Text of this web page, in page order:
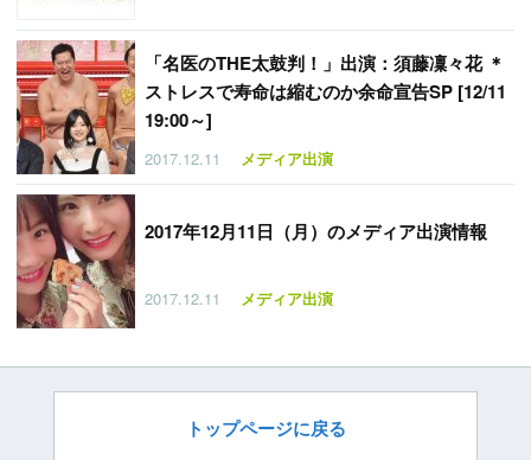
「名医のTHE太鼓判！」出演：須藤凜々花 ＊
ストレスで寿命は縮むのか余命宣告SP [12/11
19:00～]
2017.12.11 メディア出演
2017年12月11日（月）のメディア出演情報
2017.12.11 メディア出演
トップページに戻る